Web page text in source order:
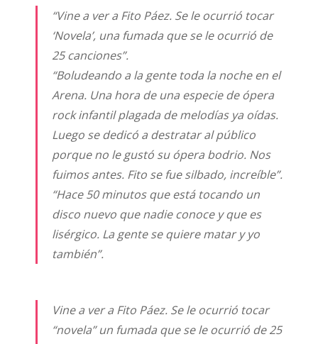
“Vine a ver a Fito Páez. Se le ocurrió tocar
‘Novela’, una fumada que se le ocurrió de
25 canciones”.
“Boludeando a la gente toda la noche en el
Arena. Una hora de una especie de ópera
rock infantil plagada de melodías ya oídas.
Luego se dedicó a destratar al público
porque no le gustó su ópera bodrio. Nos
fuimos antes. Fito se fue silbado, increíble”.
“Hace 50 minutos que está tocando un
disco nuevo que nadie conoce y que es
lisérgico. La gente se quiere matar y yo
también”.
Vine a ver a Fito Páez. Se le ocurrió tocar
“novela” un fumada que se le ocurrió de 25